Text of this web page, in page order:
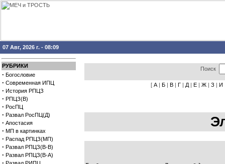
07 Авг, 2026 г. - 08:09
РУБРИКИ
· Богословие
· Современная ИПЦ
· История РПЦЗ
· РПЦЗ(В)
· РосПЦ
· Развал РосПЦ(Д)
· Апостасия
· МП в картинках
· Распад РПЦЗ(МП)
· Развал РПЦЗ(В-В)
· Развал РПЦЗ(В-А)
Поиск
[ А | Б | В | Г | Д | Е | Ж | З | И